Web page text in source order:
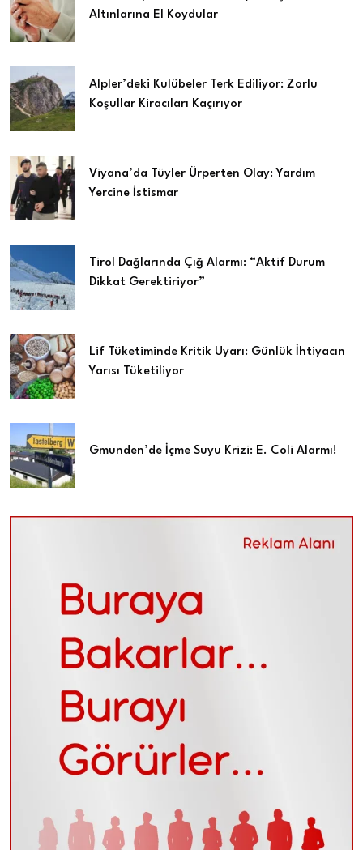
Altınlarına El Koydular
Alpler’deki Kulübeler Terk Ediliyor: Zorlu
Koşullar Kiracıları Kaçırıyor
Viyana’da Tüyler Ürperten Olay: Yardım
Yercine İstismar
Tirol Dağlarında Çığ Alarmı: “Aktif Durum
Dikkat Gerektiriyor”
Lif Tüketiminde Kritik Uyarı: Günlük İhtiyacın
Yarısı Tüketiliyor
Gmunden’de İçme Suyu Krizi: E. Coli Alarmı!